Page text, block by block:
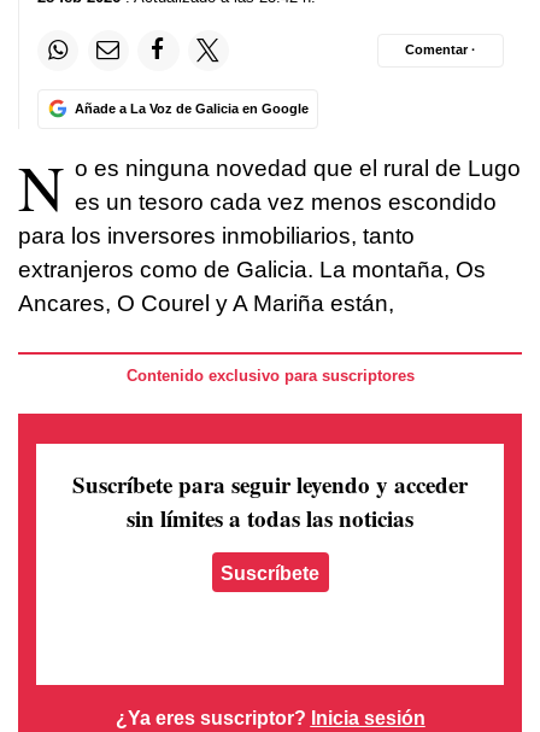
Añade a La Voz de Galicia en Google
Comentar ·
N o es ninguna novedad que el rural de Lugo
es un tesoro cada vez menos escondido
para los inversores inmobiliarios, tanto
extranjeros como de Galicia. La montaña, Os
Ancares, O Courel y A Mariña están,
Contenido exclusivo para suscriptores
Suscríbete para seguir leyendo y acceder
sin límites a todas las noticias
Suscríbete
¿Ya eres suscriptor? Inicia sesión